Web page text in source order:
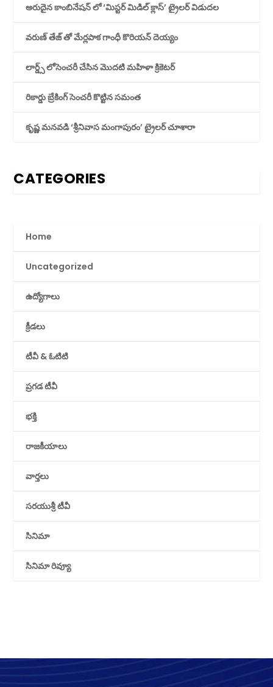
అరుదైన కాంబినేషన్ లో ‘మిస్టర్ మిడిల్ క్లాస్’ ట్రైలర్ విడుదల
వరుణ్ తేజ్ తో మేర్లపాక గాంధీ కొరియన్ దెయ్యం
లార్డ్స్ లోసెంచరీ చేసిన మొదటి మహిళా క్రికెటర్
రికార్డు బ్రేకింగ్ సెంచరీ కొట్టిన సమంత
కృష్ణ మనవడి ‘శ్రీనివాస మంగాపురం’ ట్రైలర్ చూశారా
CATEGORIES
Home
Uncategorized
ఉద్యోగాలు
క్రీడలు
టీవీ & ఓటిటి
ప్రగడ టీవీ
భక్తి
రాజకీయాలు
వార్తలు
సరయుశ్రీ టీవీ
సినిమా
సినిమా రివ్యూ